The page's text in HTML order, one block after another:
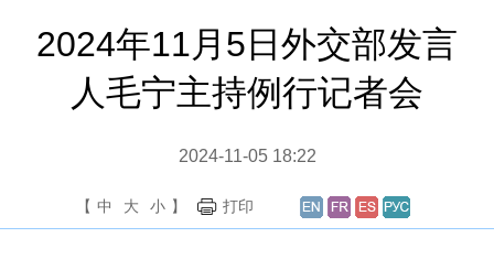
2024年11月5日外交部发言
人毛宁主持例行记者会
2024-11-05 18:22
【 中 大 小 】 打印